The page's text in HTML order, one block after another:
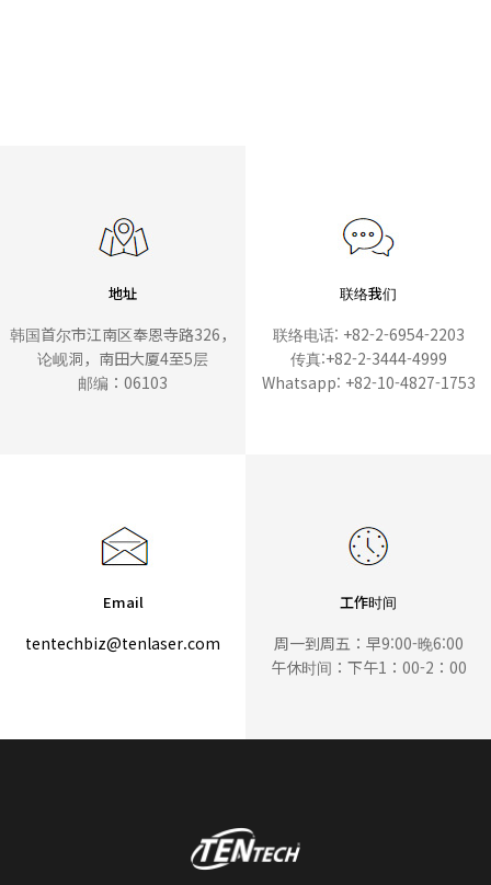
地址
韩国首尔市江南区奉恩寺路326，
论岘洞，南田大厦4至5层
邮编：06103
联络我们
联络电话: +82-2-6954-2203
传真:+82-2-3444-4999
Whatsapp: +82-10-4827-1753
Email
tentechbiz@tenlaser.com
工作时间
周一到周五：早9:00-晚6:00
午休时间：下午1：00-2：00